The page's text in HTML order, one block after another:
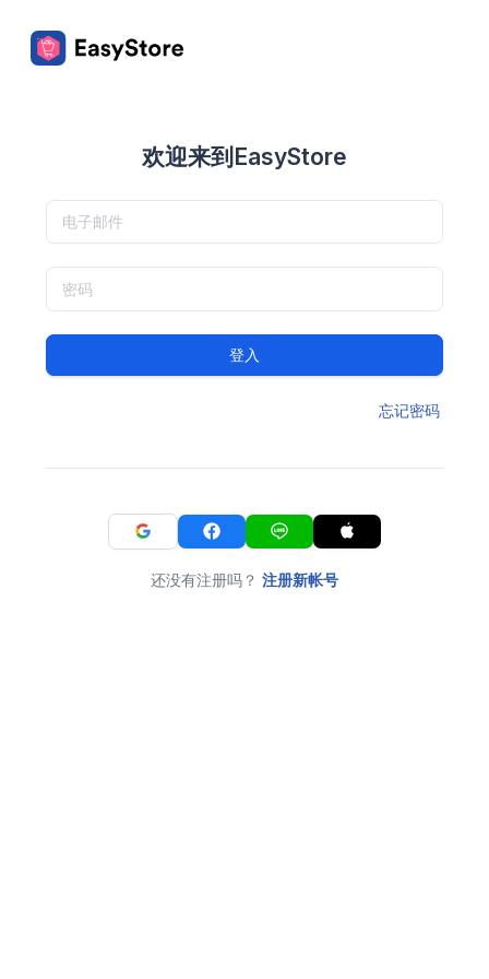
欢迎来到EasyStore
登入
忘记密码
还没有注册吗？ 注册新帐号